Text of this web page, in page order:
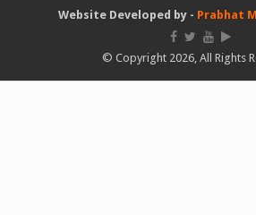
Website Developed by - Prabhat
© Copyright 2026, All Rights